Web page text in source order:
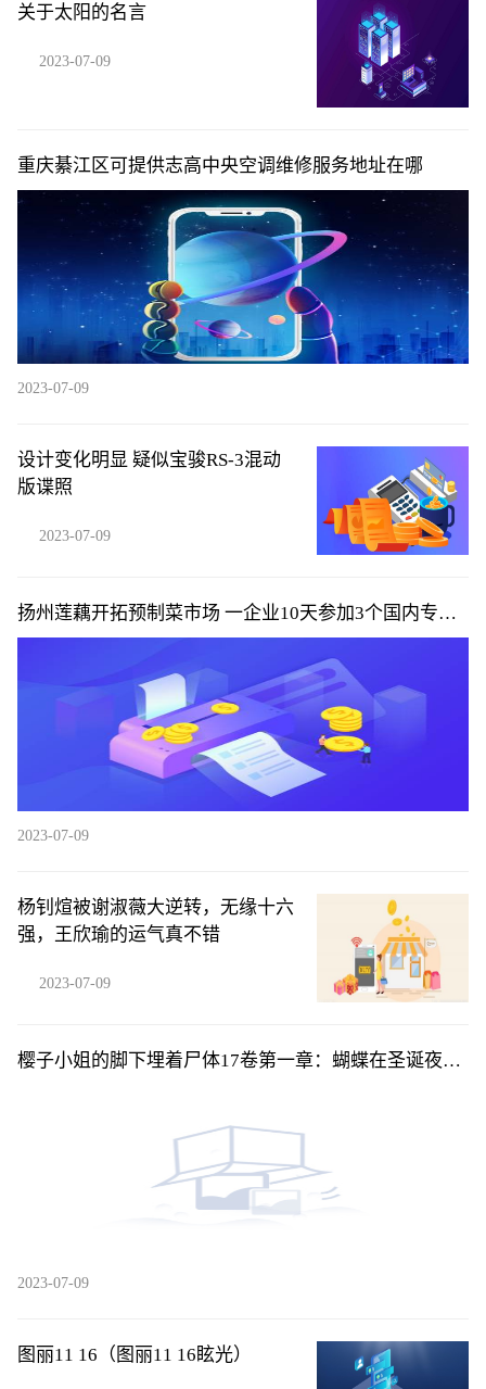
关于太阳的名言
2023-07-09
重庆綦江区可提供志高中央空调维修服务地址在哪
2023-07-09
设计变化明显 疑似宝骏RS-3混动
版谍照
2023-07-09
扬州莲藕开拓预制菜市场 一企业10天参加3个国内专业
展
2023-07-09
杨钊煊被谢淑薇大逆转，无缘十六
强，王欣瑜的运气真不错
2023-07-09
樱子小姐的脚下埋着尸体17卷第一章：蝴蝶在圣诞夜展
2023-07-09
图丽11 16（图丽11 16眩光）